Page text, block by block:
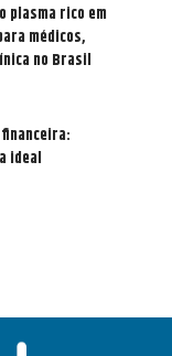
plasma rico em
médicos,
no Brasil
ideal